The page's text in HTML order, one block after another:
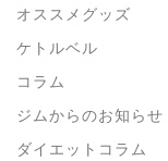
オススメグッズ
ケトルベル
コラム
ジムからのお知らせ
ダイエットコラム